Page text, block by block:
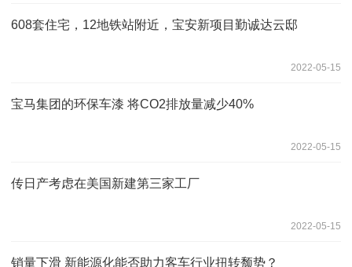
608套住宅，12地铁站附近，宝安新项目勤诚达云邸
2022-05-15
宝马集团的环保车漆 将CO2排放量减少40%
2022-05-15
传日产考虑在美国新建第三家工厂
2022-05-15
销量下滑 新能源化能否助力客车行业扭转颓势？